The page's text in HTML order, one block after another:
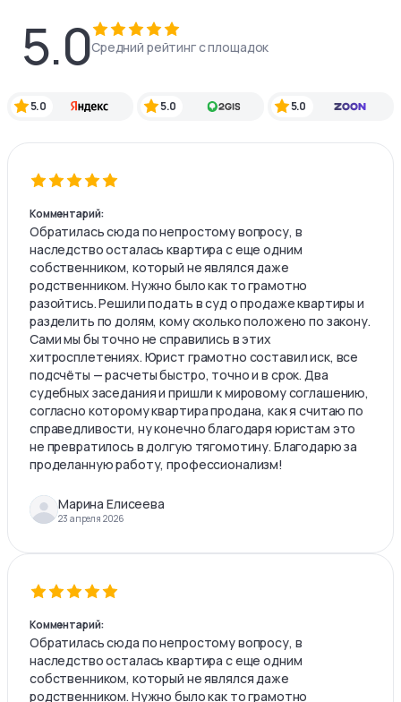
5.0Средний рейтинг с площадок
5.0 5.0 5.0
Комментарий:
Обратилась сюда по непростому вопросу, в
наследство осталась квартира с еще одним
собственником, который не являлся даже
родственником. Нужно было как то грамотно
разойтись. Решили подать в суд о продаже квартиры и
разделить по долям, кому сколько положено по закону.
Сами мы бы точно не справились в этих
хитросплетениях. Юрист грамотно составил иск, все
подсчёты — расчеты быстро, точно и в срок. Два
судебных заседания и пришли к мировому соглашению,
согласно которому квартира продана, как я считаю по
справедливости, ну конечно благодаря юристам это
не превратилось в долгую тягомотину. Благодарю за
проделанную работу, профессионализм!
Марина Елисеева
23 апреля 2026
Комментарий:
Обратилась сюда по непростому вопросу, в
наследство осталась квартира с еще одним
собственником, который не являлся даже
родственником. Нужно было как то грамотно